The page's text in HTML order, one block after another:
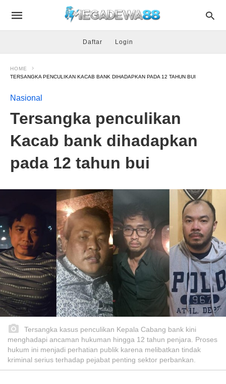
Daftar Login
HOME
TERSANGKA PENCULIKAN KACAB BANK DIHADAPKAN PADA 12 TAHUN BUI
Nasional
Tersangka penculikan
Kacab bank dihadapkan
pada 12 tahun bui
Tersangka kasus penculikan Kepala Cabang bank kini
menghadapi ancaman hukuman hingga 12 tahun penjara. Proses
hukum ini menjadi perhatian publik karena melibatkan tindak
kriminal serius terhadap pejabat penting sektor perbankan.